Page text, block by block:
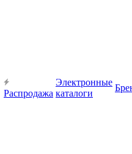
Распродажа
Электронные
каталоги